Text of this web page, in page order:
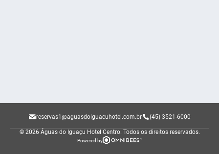
reservas1@aguasdoiguacuhotel.com.br (45) 3521-6000
© 2026 Águas do Iguaçu Hotel Centro. Todos os direitos reservados.
Powered by